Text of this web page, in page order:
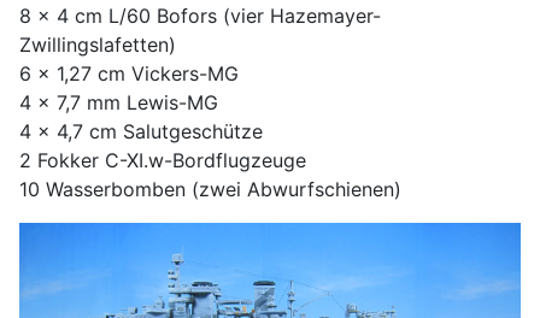
8 x 4 cm L/60 Bofors (vier Hazemayer-
Zwillingslafetten)
6 x 1,27 cm Vickers-MG
4 x 7,7 mm Lewis-MG
4 x 4,7 cm Salutgeschütze
2 Fokker C-XI.w-Bordflugzeuge
10 Wasserbomben (zwei Abwurfschienen)